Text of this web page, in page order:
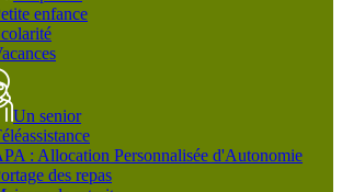
enfance
Un senior
: Allocation Personnalisée d'Autonomie
des repas